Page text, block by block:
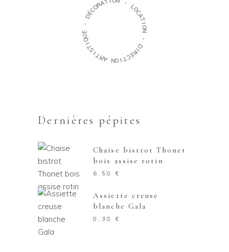
D
ÉCORAT -
L
O
C
A
T
I
O
N
-
D
I
R
E
C
T
I
O
N
A
R
T
I
S
T
I
Q
U
E
-
Dernières pépites
Chaise bistrot Thonet
bois assise rotin
6,50 €
Assiette creuse
blanche Gala
0,30 €